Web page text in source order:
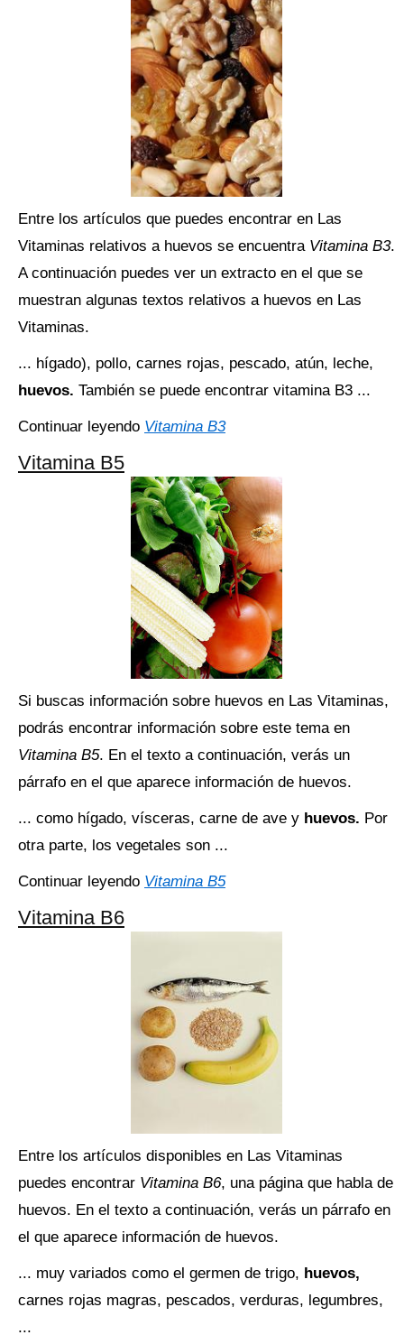
Entre los artículos que puedes encontrar en Las
Vitaminas relativos a huevos se encuentra Vitamina B3.
A continuación puedes ver un extracto en el que se
muestran algunas textos relativos a huevos en Las
Vitaminas.
... hígado), pollo, carnes rojas, pescado, atún, leche,
huevos. También se puede encontrar vitamina B3 ...
Continuar leyendo Vitamina B3
Vitamina B5
Si buscas información sobre huevos en Las Vitaminas,
podrás encontrar información sobre este tema en
Vitamina B5. En el texto a continuación, verás un
párrafo en el que aparece información de huevos.
... como hígado, vísceras, carne de ave y huevos. Por
otra parte, los vegetales son ...
Continuar leyendo Vitamina B5
Vitamina B6
Entre los artículos disponibles en Las Vitaminas
puedes encontrar Vitamina B6, una página que habla de
huevos. En el texto a continuación, verás un párrafo en
el que aparece información de huevos.
... muy variados como el germen de trigo, huevos,
carnes rojas magras, pescados, verduras, legumbres,
...